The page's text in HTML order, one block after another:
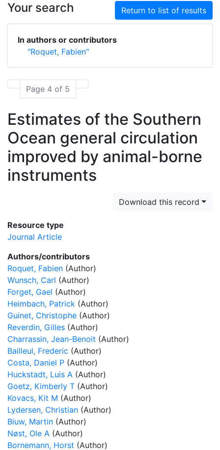
Your search Return to list of results
In authors or contributors
"Roquet, Fabien"
Page 4 of 5
Estimates of the Southern
Ocean general circulation
improved by animal-borne
instruments
Download this record
Resource type
Journal Article
Authors/contributors
Roquet, Fabien (Author)
Wunsch, Carl (Author)
Forget, Gael (Author)
Heimbach, Patrick (Author)
Guinet, Christophe (Author)
Reverdin, Gilles (Author)
Charrassin, Jean-Benoit (Author)
Bailleul, Frederic (Author)
Costa, Daniel P (Author)
Huckstadt, Luis A (Author)
Goetz, Kimberly T (Author)
Kovacs, Kit M (Author)
Lydersen, Christian (Author)
Biuw, Martin (Author)
Nøst, Ole A (Author)
Bornemann, Horst (Author)